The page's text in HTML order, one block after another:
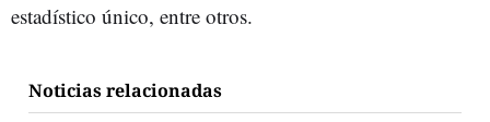
estadístico único, entre otros.
Noticias relacionadas